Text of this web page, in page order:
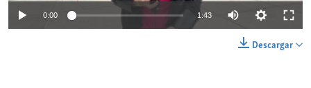
0:00 1:43
Descargar